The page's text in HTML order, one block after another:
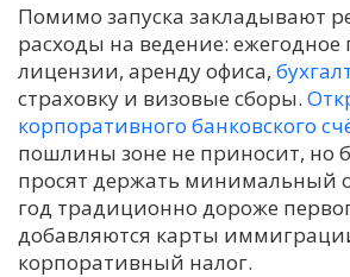
Помимо запуска закладывают
расходы на ведение: ежегодное
лицензии, аренду офиса,
страховку и визовые сборы.
корпоративного банковского
пошлины зоне не приносит, но
просят держать минимальный
год традиционно дороже
добавляются карты
корпоративный налог.